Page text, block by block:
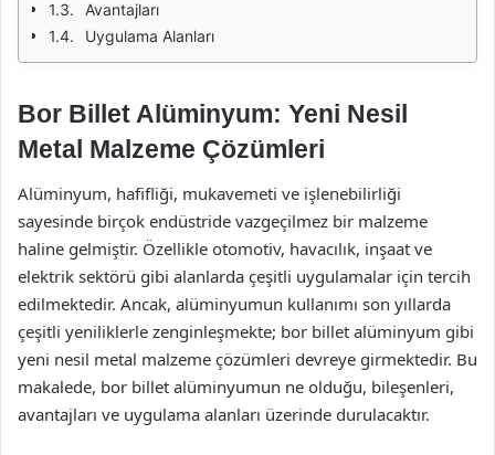
Avantajları
Uygulama Alanları
Bor Billet Alüminyum: Yeni Nesil
Metal Malzeme Çözümleri
Alüminyum, hafifliği, mukavemeti ve işlenebilirliği
sayesinde birçok endüstride vazgeçilmez bir malzeme
haline gelmiştir. Özellikle otomotiv, havacılık, inşaat ve
elektrik sektörü gibi alanlarda çeşitli uygulamalar için tercih
edilmektedir. Ancak, alüminyumun kullanımı son yıllarda
çeşitli yeniliklerle zenginleşmekte; bor billet alüminyum gibi
yeni nesil metal malzeme çözümleri devreye girmektedir. Bu
makalede, bor billet alüminyumun ne olduğu, bileşenleri,
avantajları ve uygulama alanları üzerinde durulacaktır.